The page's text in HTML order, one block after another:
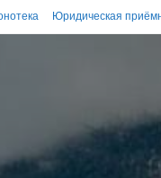
Юридическая